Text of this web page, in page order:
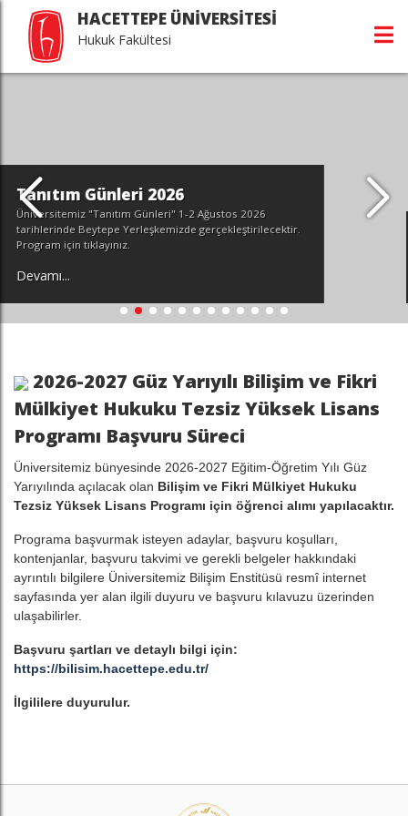
HACETTEPE ÜNİVERSİTESİ
Hukuk Fakültesi
2026
Hacettepe Hukuk’ta
2026-2027 Güz Yarıyılı Bilişim ve Fikri
Mülkiyet Hukuku Tezsiz Yüksek Lisans
Programı Başvuru Süreci
Üniversitemiz bünyesinde 2026-2027 Eğitim-Öğretim Yılı Güz
Yarıyılında açılacak olan Bilişim ve Fikri Mülkiyet Hukuku
Tezsiz Yüksek Lisans Programı için öğrenci alımı yapılacaktır.
Programa başvurmak isteyen adaylar, başvuru koşulları,
kontenjanlar, başvuru takvimi ve gerekli belgeler hakkındaki
ayrıntılı bilgilere Üniversitemiz Bilişim Enstitüsü resmî internet
sayfasında yer alan ilgili duyuru ve başvuru kılavuzu üzerinden
ulaşabilirler.
Başvuru şartları ve detaylı bilgi için:
https://bilisim.hacettepe.edu.tr/
İlgililere duyurulur.